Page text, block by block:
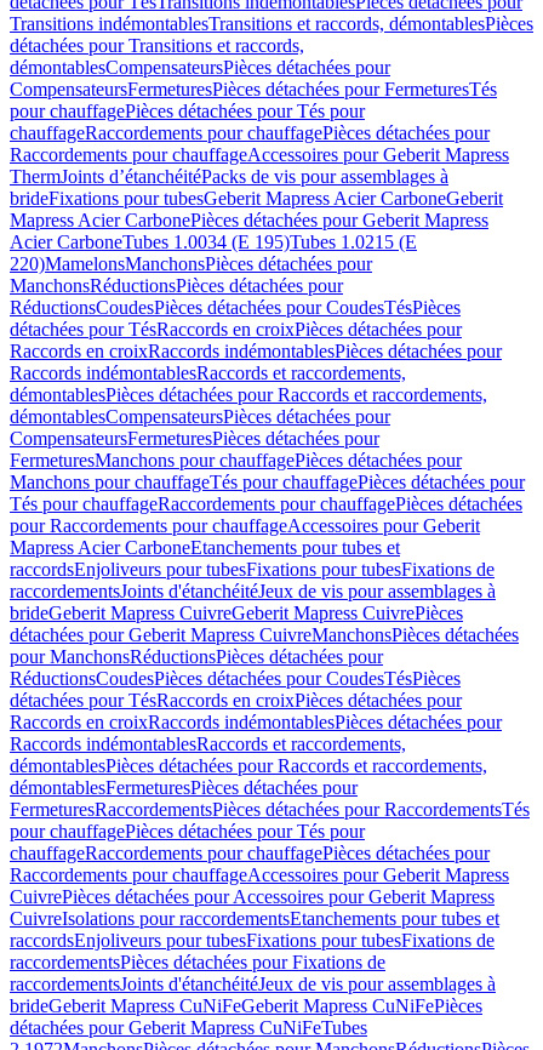
Transitions indémontablesTransitions et raccords, démontablesPièces
détachées pour Transitions et raccords,
démontablesCompensateursPièces détachées pour
CompensateursFermeturesPièces détachées pour FermeturesTés
pour chauffagePièces détachées pour Tés pour
chauffageRaccordements pour chauffagePièces détachées pour
Raccordements pour chauffageAccessoires pour Geberit Mapress
ThermJoints d’étanchéitéPacks de vis pour assemblages à
brideFixations pour tubesGeberit Mapress Acier CarboneGeberit
Mapress Acier CarbonePièces détachées pour Geberit Mapress
Acier CarboneTubes 1.0034 (E 195)Tubes 1.0215 (E
220)MamelonsManchonsPièces détachées pour
ManchonsRéductionsPièces détachées pour
RéductionsCoudesPièces détachées pour CoudesTésPièces
détachées pour TésRaccords en croixPièces détachées pour
Raccords en croixRaccords indémontablesPièces détachées pour
Raccords indémontablesRaccords et raccordements,
démontablesPièces détachées pour Raccords et raccordements,
démontablesCompensateursPièces détachées pour
CompensateursFermeturesPièces détachées pour
FermeturesManchons pour chauffagePièces détachées pour
Manchons pour chauffageTés pour chauffagePièces détachées pour
Tés pour chauffageRaccordements pour chauffagePièces détachées
pour Raccordements pour chauffageAccessoires pour Geberit
Mapress Acier CarboneEtanchements pour tubes et
raccordsEnjoliveurs pour tubesFixations pour tubesFixations de
raccordementsJoints d'étanchéitéJeux de vis pour assemblages à
brideGeberit Mapress CuivreGeberit Mapress CuivrePièces
détachées pour Geberit Mapress CuivreManchonsPièces détachées
pour ManchonsRéductionsPièces détachées pour
RéductionsCoudesPièces détachées pour CoudesTésPièces
détachées pour TésRaccords en croixPièces détachées pour
Raccords en croixRaccords indémontablesPièces détachées pour
Raccords indémontablesRaccords et raccordements,
démontablesPièces détachées pour Raccords et raccordements,
démontablesFermeturesPièces détachées pour
FermeturesRaccordementsPièces détachées pour RaccordementsTés
pour chauffagePièces détachées pour Tés pour
chauffageRaccordements pour chauffagePièces détachées pour
Raccordements pour chauffageAccessoires pour Geberit Mapress
CuivrePièces détachées pour Accessoires pour Geberit Mapress
CuivreIsolations pour raccordementsEtanchements pour tubes et
raccordsEnjoliveurs pour tubesFixations pour tubesFixations de
raccordementsPièces détachées pour Fixations de
raccordementsJoints d'étanchéitéJeux de vis pour assemblages à
brideGeberit Mapress CuNiFeGeberit Mapress CuNiFePièces
détachées pour Geberit Mapress CuNiFeTubes